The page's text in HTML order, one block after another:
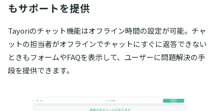
もサポートを提供
Tayoriのチャット機能はオフライン時間の設定が可能。チャ
ットの担当者がオフラインでチャットにすぐに返答できない
ときもフォームやFAQを表示して、ユーザーに問題解決の手
段を提供できます。